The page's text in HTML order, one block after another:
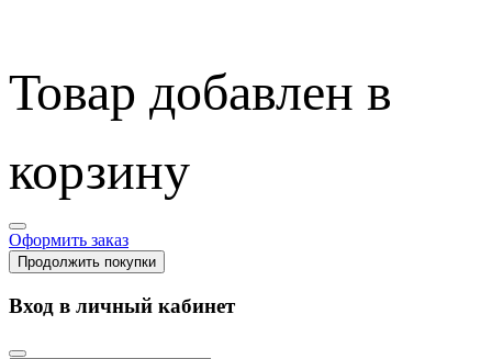
Товар добавлен в
корзину
Оформить заказ
Продолжить покупки
Вход в личный кабинет